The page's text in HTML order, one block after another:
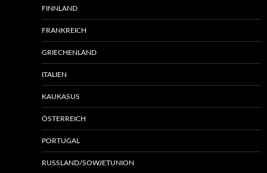
FINNLAND
FRANKREICH
GRIECHENLAND
ITALIEN
KAUKASUS
ÖSTERREICH
PORTUGAL
RUSSLAND/SOWJETUNION